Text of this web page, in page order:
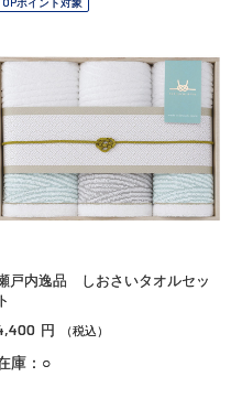
戸内逸品 しおさいタオルセッ
ト
円 （税込）
庫：○